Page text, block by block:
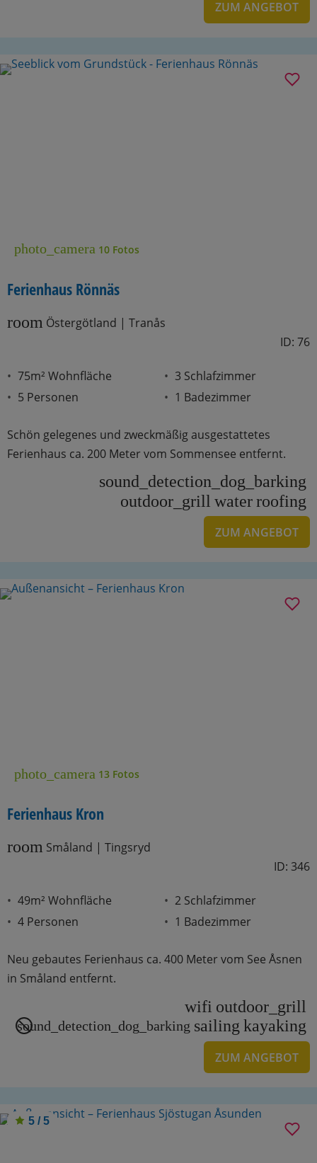
ZUM ANGEBOT
photo_camera 10 Fotos
Ferienhaus Rönnäs
room Östergötland | Tranås
ID: 76
75m² Wohnfläche
5 Personen
3 Schlafzimmer
1 Badezimmer
Schön gelegenes und zweckmäßig ausgestattetes
Ferienhaus ca. 200 Meter vom Sommensee entfernt.
sound_detection_dog_barking
outdoor_grill waterroofing
ZUM ANGEBOT
photo_camera 13 Fotos
Ferienhaus Kron
room Småland | Tingsryd
ID: 346
49m² Wohnfläche
4 Personen
2 Schlafzimmer
1 Badezimmer
Neu gebautes Ferienhaus ca. 400 Meter vom See Åsnen
in Småland entfernt.
wifi outdoor_grill
sound_detection_dog_barking sailing kayaking
ZUM ANGEBOT
5 / 5